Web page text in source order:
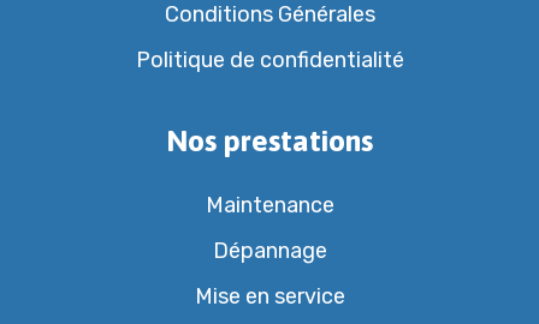
Conditions Générales
Politique de confidentialité
Nos prestations
Maintenance
Dépannage
Mise en service